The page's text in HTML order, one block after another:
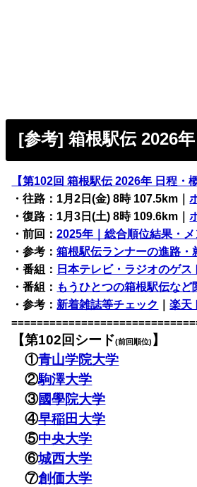
[参考] 箱根駅伝 2026年
【第102回 箱根駅伝 2026年 日程・
・往路：1月2日(金) 8時 107.5km｜
・復路：1月3日(土) 8時 109.6km｜
・前回：2025年｜総合順位結果・
・参考：箱根駅伝ランナーの進路・
・番組： 日本テレビ・ラジオのゲス
・番組： もうひとつの箱根駅伝など
・参考： 新着雑誌等チェック ｜楽天
【第102回シード(前回順位) 】
①青山学院大学
②駒澤大学
③國學院大学
④早稲田大学
⑤中央大学
⑥城西大学
⑦創価大学